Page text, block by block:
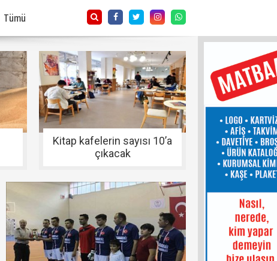
Tümü
Kitap kafelerin sayısı 10’a
çıkacak